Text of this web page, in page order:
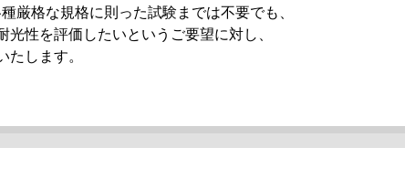
厳格な規格に則った試験までは不要でも、
性を評価したいというご要望に対し、
します。